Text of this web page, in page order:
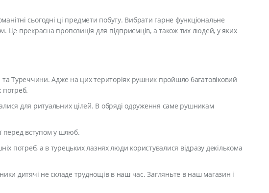
сьогодні ці предмети побуту. Вибрати гарне функціональне
прекрасна пропозиція для підприємців, а також тих людей, у яких
та Туреччини. Адже на цих територіях рушник пройшло багатовіковий
потреб.
для ритуальних цілей. В обряді одруження саме рушникам
перед вступом у шлюб.
потреб, а в турецьких лазнях люди користувалися відразу декількома
дитячі не складе труднощів в наш час. Загляньте в наш магазин і